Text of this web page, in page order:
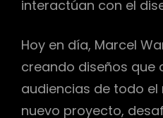
interactúan con el
Hoy en día, Marcel
creando diseños que
audiencias de todo
nuevo proyecto,